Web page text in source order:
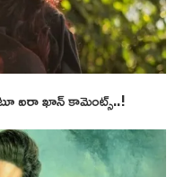
ఐరా ఖాన్ కామెంట్స్..!